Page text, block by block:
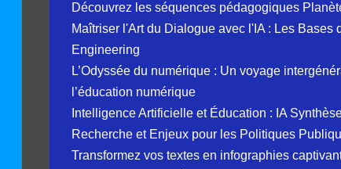
Découvrez les séquences pédagogiques
Maîtriser l'Art du Dialogue avec l'IA : Les Bases
Engineering
L’Odyssée du numérique : Un voyage
l’éducation numérique
Intelligence Artificielle et Éducation : IA
Recherche et Enjeux pour les Politiques
Transformez vos textes en infographies